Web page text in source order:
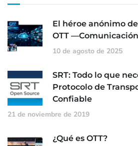
El héroe anónimo
OTT —Comunicación
10 de agosto de 2025
SRT: Todo lo que
Protocolo de
Confiable
21 de noviembre de 2019
¿Qué es OTT?